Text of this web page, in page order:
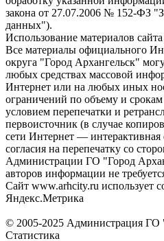
закона от 27.07.2006 № 152-ФЗ
данных").
Использование материалов сайта
Все материалы официального
округа "Город Архангельск"
любых средствах массовой
Интернет или на любых иных
ограничений по объему и
условием перепечатки и
первоисточник (в случае
сети Интернет — интерактивная
согласия на перепечатку со
Администрации ГО "Город
авторов информации не
Сайт www.arhcity.ru использует
Яндекс.Метрика
© 2005-2025 Администрация ГО
Статистика